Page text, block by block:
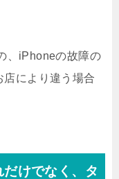
、iPhoneの故障の
により違う場合
だけでなく、タ